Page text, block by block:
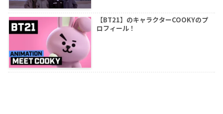
【BT21】のキャラクターCOOKYのプ
ロフィール！